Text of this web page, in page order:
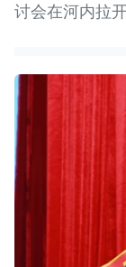
讨会在河内拉开